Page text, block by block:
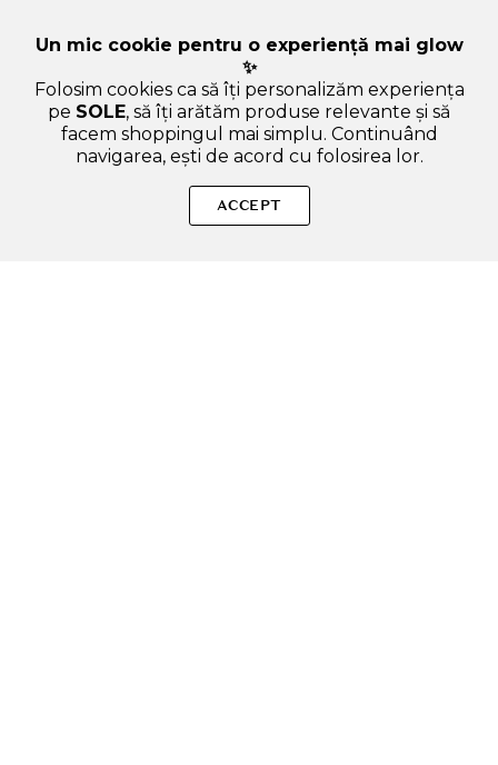
BARRIER Aqua Soothing Cream - crema de fata formulata cu
acid hialuronic si ceramide, care contribuie la hidratarea pielii
Un mic cookie pentru o experiență mai glow
✨
Folosim cookies ca să îți personalizăm experiența
pe SOLE, să îți arătăm produse relevante și să
facem shoppingul mai simplu. Continuând
navigarea, ești de acord cu folosirea lor.
ACCEPT